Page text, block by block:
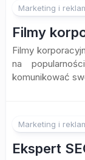
Marketing i
Filmy
Filmy
na
komunikować
Marketing i
Ekspert